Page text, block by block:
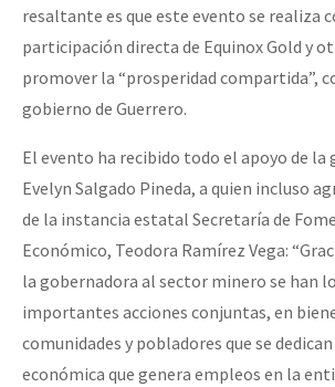
resaltante es que este evento se realiza
participación directa de Equinox Gold y
promover la “prosperidad compartida”,
gobierno de Guerrero.
El evento ha recibido todo el apoyo de la
Evelyn Salgado Pineda, a quien incluso
de la instancia estatal Secretaría de
Económico, Teodora Ramírez Vega:
la gobernadora al sector minero se han
importantes acciones conjuntas, en
comunidades y pobladores que se
económica que genera empleos en la